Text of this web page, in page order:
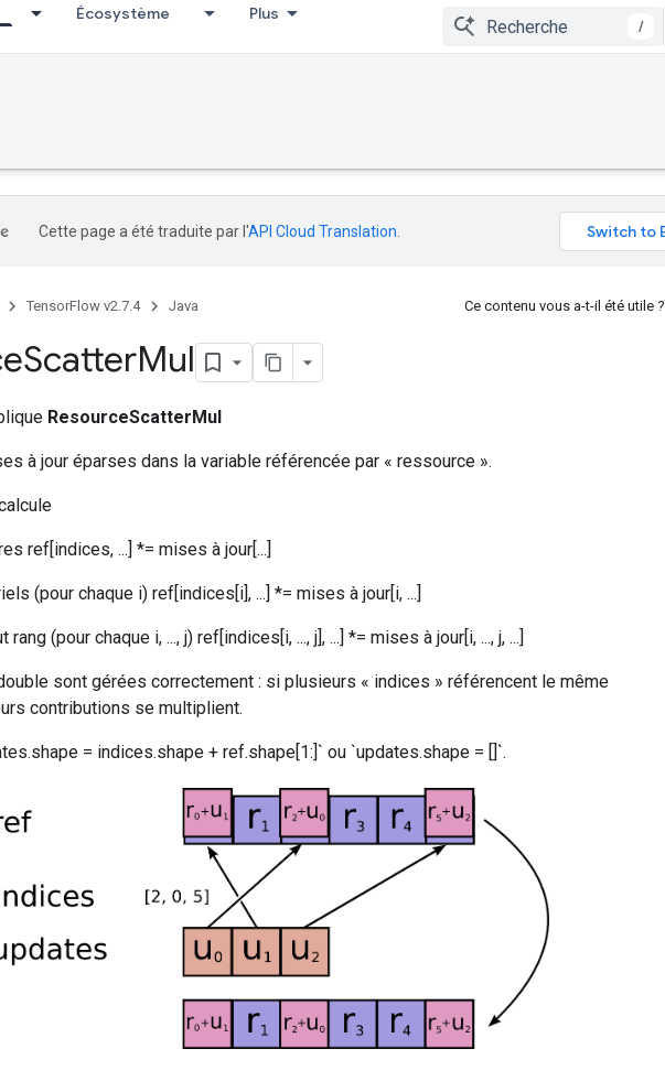
Écosystème Plus
/
Cette page a été traduite par l'API Cloud Translation
TensorFlow v2.7.4 Java Ce contenu vous a-t-il été utile ?
ScatterMul
ResourceScatterMul
à jour éparses dans la variable référencée par « ressource ».
ref[indices, ...] *= mises à jour[...]
(pour chaque i) ref[indices[i], ...] *= mises à jour[i, ...]
(pour chaque i, ..., j) ref[indices[i, ..., j], ...] *= mises à jour[i, ..., j, ...]
sont gérées correctement : si plusieurs « indices » référencent le même
contributions se multiplient.
= indices.shape + ref.shape[1:]` ou `updates.shape = []`.